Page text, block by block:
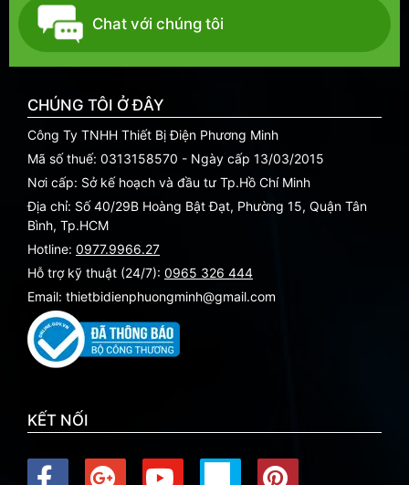
Chat với chúng tôi
CHÚNG TÔI Ở ĐÂY
Công Ty TNHH Thiết Bị Điện Phương Minh
Mã số thuế: 0313158570 - Ngày cấp 13/03/2015
Nơi cấp: Sở kế hoạch và đầu tư Tp.Hồ Chí Minh
Địa chỉ: Số 40/29B Hoàng Bật Đạt, Phường 15, Quận Tân
Bình, Tp.HCM
Hotline: 0977.9966.27
Hỗ trợ kỹ thuật (24/7): 0965 326 444
Email: thietbidienphuongminh@gmail.com
KẾT NỐI